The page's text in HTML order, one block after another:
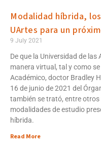
Modalidad híbrida,
UArtes para un
9 July 2021
De que la Universidad de
manera virtual, tal y como
Académico, doctor Bradley
16 de junio de 2021 del
también se trató, entre
modalidades de estudio
híbrida.
Read More